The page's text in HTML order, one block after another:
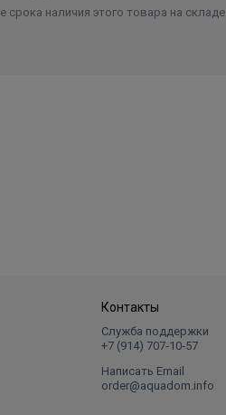
наличия этого товара на складе.
Контакты
Служба поддержки
+7 (914) 707‑10‑57
Написать Email
order@aquadom.info